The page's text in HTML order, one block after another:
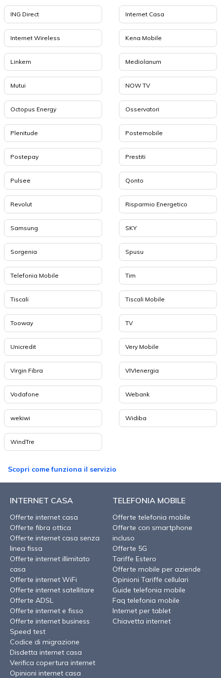
ING Direct Internet Casa
Internet Wireless Kena Mobile
Linkem Mediolanum
Mutui NOW TV
Octopus Energy Osservatori
Plenitude Postemobile
Postepay Prestiti
Pulsee Qonto
Revolut Risparmio Energetico
Samsung SKY
Sorgenia Spusu
Telefonia Mobile Tim
Tiscali Tiscali Mobile
Tooway TV
Unicredit Very Mobile
Virgin Fibra VIVIenergia
Vodafone Webank
wekiwi Widiba
WindTre
Scopri come funziona il servizio
INTERNET CASA
Offerte internet casa
Offerte fibra ottica
Offerte internet casa senza
linea fissa
Offerte internet illimitato
casa
Offerte internet WiFi
Offerte internet satellitare
Offerte ADSL
Offerte internet e fisso
Offerte internet business
Speed test
Codice di migrazione
Disdetta internet casa
Verifica copertura internet
Opinioni internet casa
TELEFONIA MOBILE
Offerte telefonia mobile
Offerte con smartphone
incluso
Offerte 5G
Tariffe Estero
Offerte mobile per aziende
Opinioni Tariffe cellulari
Guide telefonia mobile
Faq telefonia mobile
Internet per tablet
Chiavetta internet